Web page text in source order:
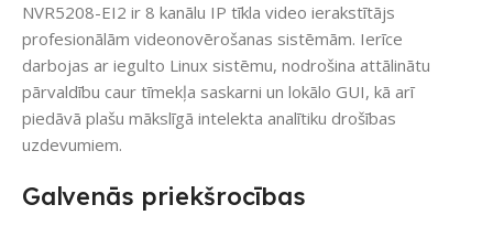
NVR5208-EI2 ir 8 kanālu IP tīkla video ierakstītājs
profesionālām videonovērošanas sistēmām. Ierīce
darbojas ar iegulto Linux sistēmu, nodrošina attālinātu
pārvaldību caur tīmekļa saskarni un lokālo GUI, kā arī
piedāvā plašu mākslīgā intelekta analītiku drošības
uzdevumiem.
Galvenās priekšrocības